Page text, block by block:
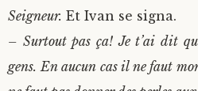
Seigneur. Et Ivan se signa.
– Surtout pas ça! Je t’ai dit
gens. En aucun cas il ne faut